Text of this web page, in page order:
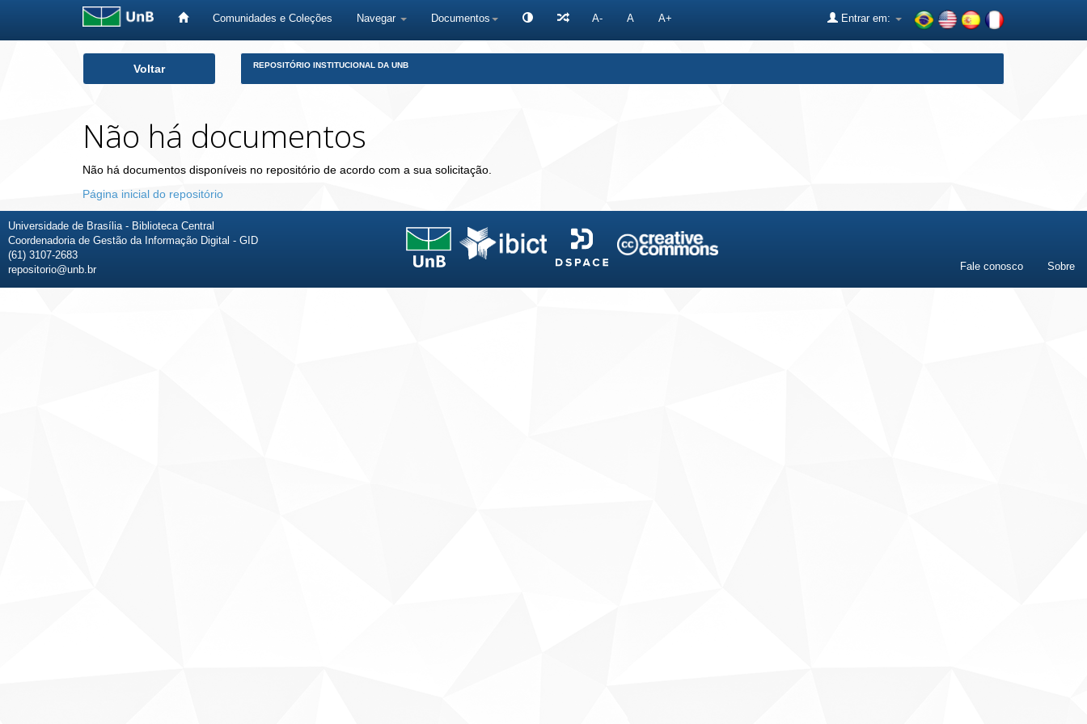
Comunidades e Coleções Navegar Documentos A- A A+ Entrar em:
Voltar REPOSITÓRIO INSTITUCIONAL DA UNB
Não há documentos
Não há documentos disponíveis no repositório de acordo com a sua solicitação.
Página inicial do repositório
Universidade de Brasília - Biblioteca Central
Coordenadoria de Gestão da Informação Digital - GID
(61) 3107-2683
repositorio@unb.br
Fale conosco Sobre